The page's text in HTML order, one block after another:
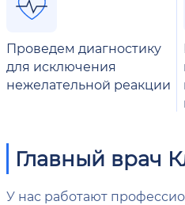
Проведем диагностику
для исключения
нежелательной реакции
Главный врач
У нас работают